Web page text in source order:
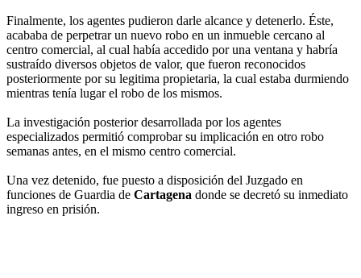
Finalmente, los agentes pudieron darle alcance y detenerlo. Éste,
acababa de perpetrar un nuevo robo en un inmueble cercano al
centro comercial, al cual había accedido por una ventana y habría
sustraído diversos objetos de valor, que fueron reconocidos
posteriormente por su legitima propietaria, la cual estaba durmiendo
mientras tenía lugar el robo de los mismos.
La investigación posterior desarrollada por los agentes
especializados permitió comprobar su implicación en otro robo
semanas antes, en el mismo centro comercial.
Una vez detenido, fue puesto a disposición del Juzgado en
funciones de Guardia de Cartagena donde se decretó su inmediato
ingreso en prisión.